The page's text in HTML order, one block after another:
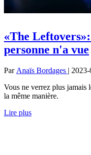
«The
personne n'a vue
Par Anaïs Bordages |
Vous ne verrez plus jamais
la même manière.
Lire plus